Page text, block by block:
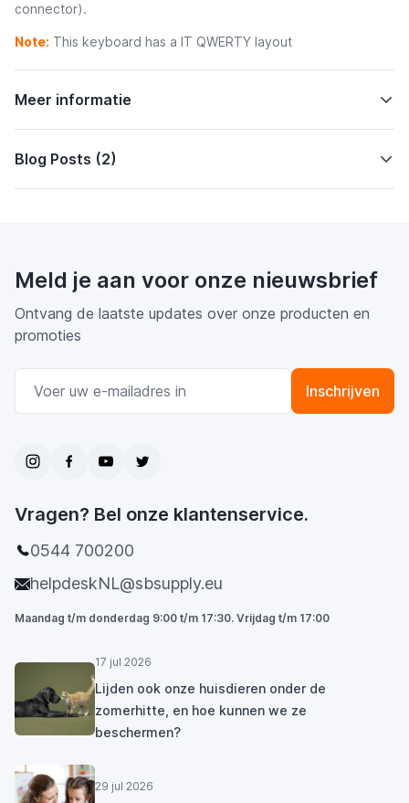
connector).
Note: This keyboard has a IT QWERTY layout
Meer informatie
Blog Posts (2)
Meld je aan voor onze nieuwsbrief
Ontvang de laatste updates over onze producten en
promoties
Inschrijven
Vragen? Bel onze klantenservice.
0544 700200
helpdeskNL@sbsupply.eu
Maandag t/m donderdag 9:00 t/m 17:30. Vrijdag t/m 17:00
17 jul 2026
Lijden ook onze huisdieren onder de
zomerhitte, en hoe kunnen we ze
beschermen?
29 jul 2026